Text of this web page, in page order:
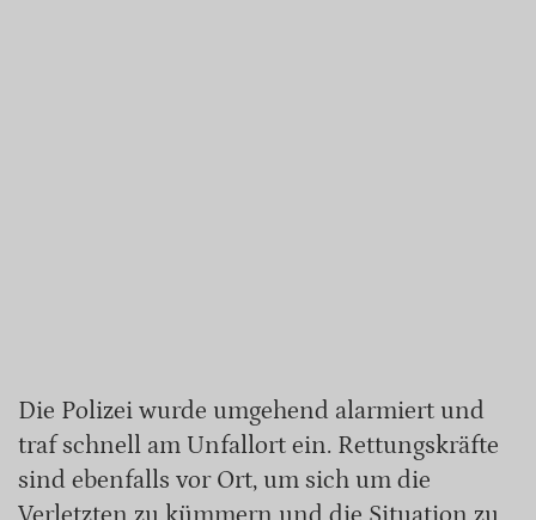
Die Polizei wurde umgehend alarmiert und
traf schnell am Unfallort ein. Rettungskräfte
sind ebenfalls vor Ort, um sich um die